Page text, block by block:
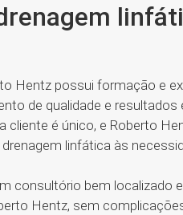
Hentz possui formação e
de qualidade e resultados
cliente é único, e Roberto
linfática às
consultório bem localizado
Hentz, sem